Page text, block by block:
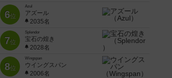
6位
Azul
アズール
2035名
7位
Splendor
宝石の煌き
2028名
8位
Wingspan
ウイングスパン
2006名